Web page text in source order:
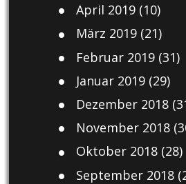
April 2019(10)
März 2019(21)
Februar 2019(31)
Januar 2019(29)
Dezember 2018
November 2018
Oktober 2018(28)
September 2018